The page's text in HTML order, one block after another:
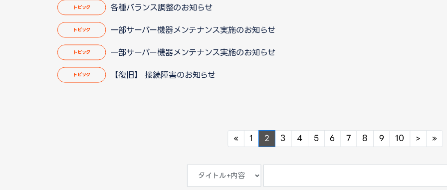
トピック 各種バランス調整のお知らせ
トピック 一部サーバー機器メンテナンス実施のお知らせ
トピック 一部サーバー機器メンテナンス実施のお知らせ
トピック 【復旧】 接続障害のお知らせ
« Previous
1 2 3 4 5 6 7 8 9 10 > Next
»